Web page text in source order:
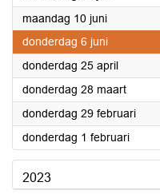
maandag 10 juni2024
donderdag 6 juni2024
donderdag 25 april2024
donderdag 28 maart2024
donderdag 29 februari2024
donderdag 1 februari2024
2023